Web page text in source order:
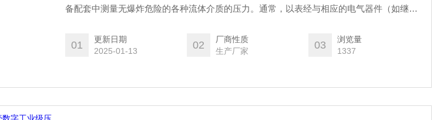
备配套中测量无爆炸危险的各种流体介质的压力。通常，以表经与相应的电气器件（如继电
01
更新日期
2025-01-13
02
厂商性质
生产厂家
03
浏览量
1337